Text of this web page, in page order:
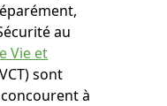
au
Vie et
sont
à